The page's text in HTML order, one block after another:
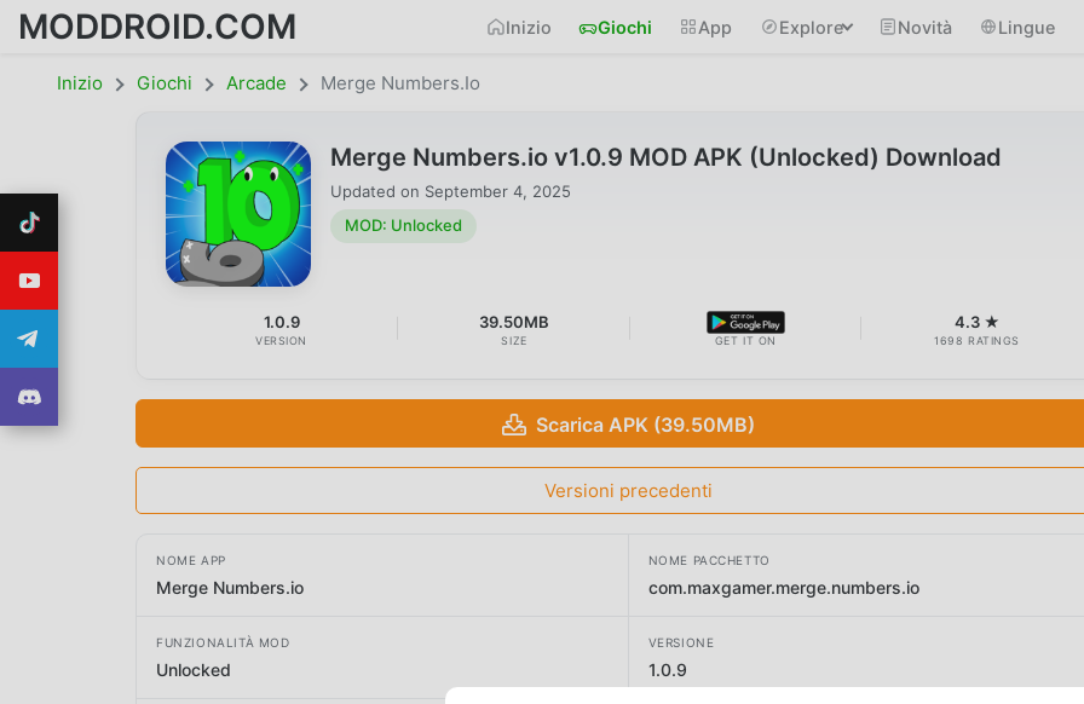
MODDROID.COM Inizio Giochi App Explore Novità Lingue
Inizio Giochi Arcade Merge Numbers.io
Merge Numbers.io v1.0.9 MOD APK (Unlocked) Download
Updated on September 4, 2025
MOD: Unlocked
1.0.9
VERSION
39.50MB
SIZE GET IT ON
4.3 ★
1698 RATINGS
Scarica APK (39.50MB)
Versioni precedenti
NOME APP
Merge Numbers.io
NOME PACCHETTO
com.maxgamer.merge.numbers.io
FUNZIONALITÀ MOD
Unlocked
VERSIONE
1.0.9